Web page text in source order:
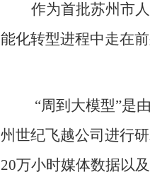
作为首批苏州市
能化转型进程中走在前
“周到大模型”是
州世纪飞越公司进行
20万小时媒体数据以